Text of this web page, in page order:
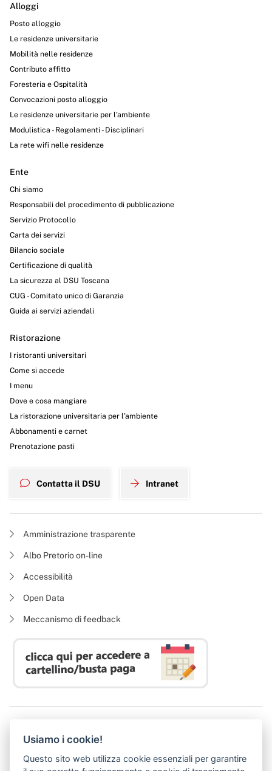
Alloggi
Posto alloggio
Le residenze universitarie
Mobilità nelle residenze
Contributo affitto
Foresteria e Ospitalità
Convocazioni posto alloggio
Le residenze universitarie per l’ambiente
Modulistica - Regolamenti - Disciplinari
La rete wifi nelle residenze
Ente
Chi siamo
Responsabili del procedimento di pubblicazione
Servizio Protocollo
Carta dei servizi
Bilancio sociale
Certificazione di qualità
La sicurezza al DSU Toscana
CUG - Comitato unico di Garanzia
Guida ai servizi aziendali
Ristorazione
I ristoranti universitari
Come si accede
I menu
Dove e cosa mangiare
La ristorazione universitaria per l’ambiente
Abbonamenti e carnet
Prenotazione pasti
Contatta il DSU Intranet
Amministrazione trasparente
Albo Pretorio on-line
Accessibilità
Open Data
Meccanismo di feedback
P. I. 05913670484 | C. F. 94164020482
(abilitato alla ricezione di soli messaggi di posta elettronica certificata)
Usiamo i cookie!
Questo sito web utilizza cookie essenziali per garantire